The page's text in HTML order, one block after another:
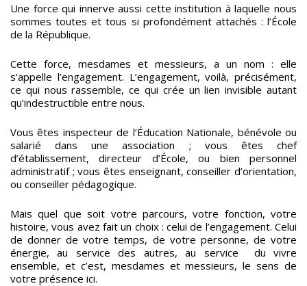
Une force qui innerve aussi cette institution à laquelle nous
sommes toutes et tous si profondément attachés : l’École
de la République.
Cette force, mesdames et messieurs, a un nom : elle
s’appelle l’engagement. L’engagement, voilà, précisément,
ce qui nous rassemble, ce qui crée un lien invisible autant
qu’indestructible entre nous.
Vous êtes inspecteur de l’Éducation Nationale, bénévole ou
salarié dans une association ; vous êtes chef
d’établissement, directeur d’École, ou bien personnel
administratif ; vous êtes enseignant, conseiller d’orientation,
ou conseiller pédagogique.
Mais quel que soit votre parcours, votre fonction, votre
histoire, vous avez fait un choix : celui de l’engagement. Celui
de donner de votre temps, de votre personne, de votre
énergie, au service des autres, au service du vivre
ensemble, et c’est, mesdames et messieurs, le sens de
votre présence ici.